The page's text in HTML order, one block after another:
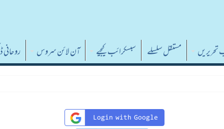
تحریریں مستقل سلسلے سبسکرائب کیجیے آن لائن سروس
Login with Google